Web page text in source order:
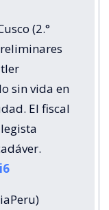
(2.°
sin vida en
El fiscal